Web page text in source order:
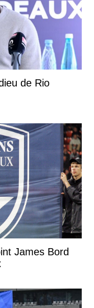
de Rio
James Bord